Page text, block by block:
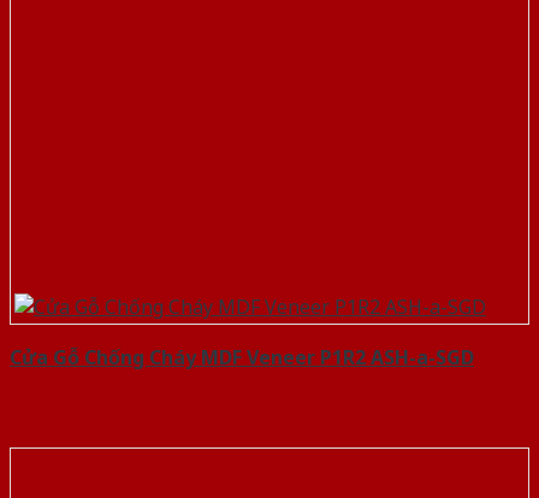
Cửa Gỗ Chống Cháy MDF Veneer P1R2 ASH-a-SGD